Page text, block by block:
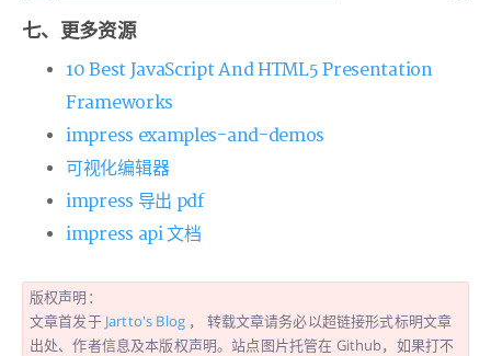
七、更多资源
10 Best JavaScript And HTML5 Presentation
Frameworks
impress examples-and-demos
可视化编辑器
impress 导出 pdf
impress api 文档
版权声明：
文章首发于 Jartto's Blog ， 转载文章请务必以超链接形式标明文章
出处、作者信息及本版权声明。站点图片托管在 Github，如果打不